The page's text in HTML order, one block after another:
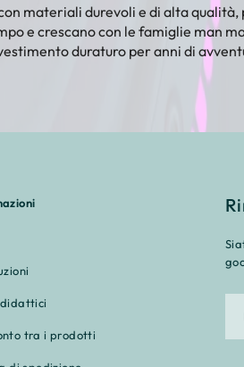
materiali durevoli e di alta qualità,
e crescano con le famiglie man
duraturo per anni di
tra i prodotti